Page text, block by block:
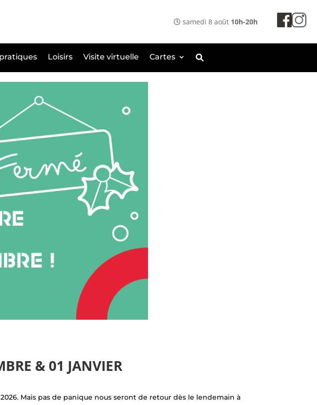
samedi 8 août 10h-20h
Loisirs Visite virtuelle Cartes
& 01 JANVIER
Mais pas de panique nous seront de retour dès le lendemain à